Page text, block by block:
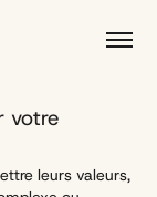
votre
leurs valeurs,